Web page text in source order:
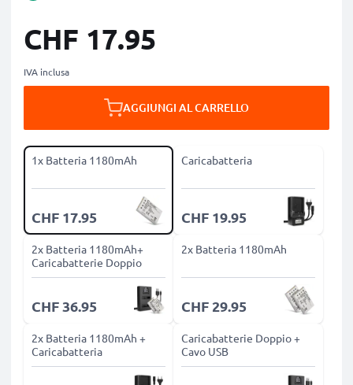
CHF 17.95
IVA inclusa
AGGIUNGI AL CARRELLO
1x Batteria 1180mAh
CHF 17.95
Caricabatteria
CHF 19.95
2x Batteria 1180mAh+
Caricabatterie Doppio
CHF 36.95
2x Batteria 1180mAh
CHF 29.95
2x Batteria 1180mAh +
Caricabatteria
Caricabatterie Doppio +
Cavo USB